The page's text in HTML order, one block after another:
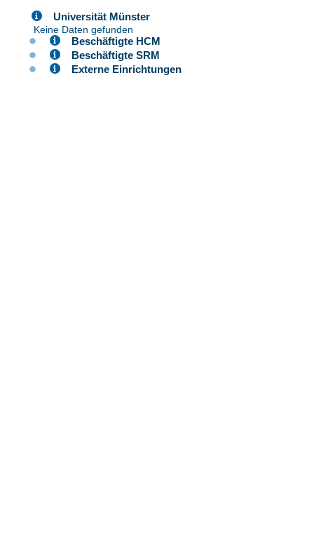
Universität Münster
Keine Daten gefunden
Beschäftigte HCM
Beschäftigte SRM
Externe Einrichtungen